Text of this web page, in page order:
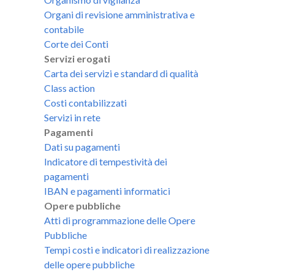
Organi di revisione amministrativa e
contabile
Corte dei Conti
Servizi erogati
Carta dei servizi e standard di qualità
Class action
Costi contabilizzati
Servizi in rete
Pagamenti
Dati su pagamenti
Indicatore di tempestività dei
pagamenti
IBAN e pagamenti informatici
Opere pubbliche
Atti di programmazione delle Opere
Pubbliche
Tempi costi e indicatori di realizzazione
delle opere pubbliche